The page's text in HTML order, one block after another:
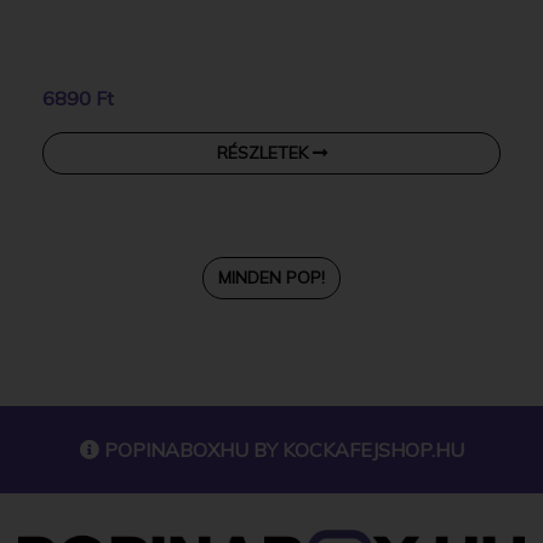
6890 Ft
RÉSZLETEK
MINDEN POP!
POPINABOXHU BY KOCKAFEJSHOP.HU